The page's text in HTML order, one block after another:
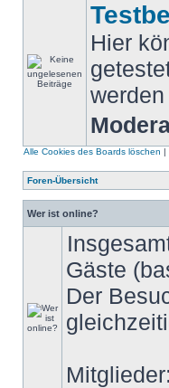
Hier
Alle Cookies des Boards löschen |
Foren-Übersicht
Wer ist online?
Gäste
Der
Mitglieder: